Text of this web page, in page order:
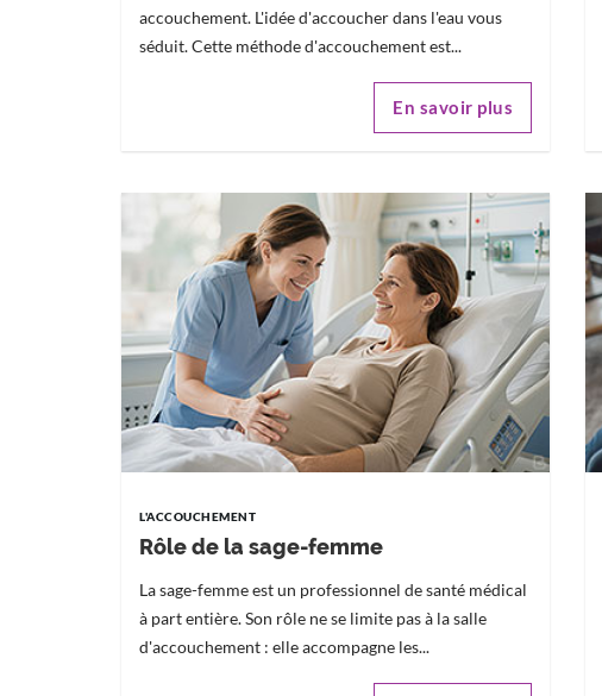
accouchement. L'idée d'accoucher dans l'eau vous
séduit. Cette méthode d'accouchement est...
En savoir plus
L'ACCOUCHEMENT
Rôle de la sage-femme
La sage-femme est un professionnel de santé médical
à part entière. Son rôle ne se limite pas à la salle
d'accouchement : elle accompagne les...